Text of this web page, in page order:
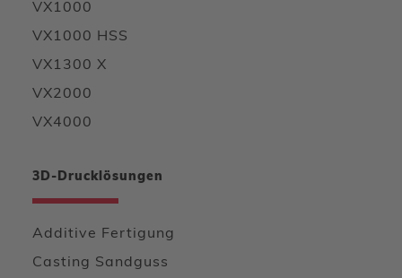
VX1000
VX1000 HSS
VX1300 X
VX2000
VX4000
3D-Drucklösungen
Additive Fertigung
Casting Sandguss